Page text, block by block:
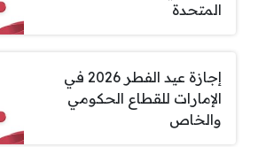
المتحدة
إجازة عيد الفطر 2026 في
الإمارات للقطاع الحكومي
والخاص